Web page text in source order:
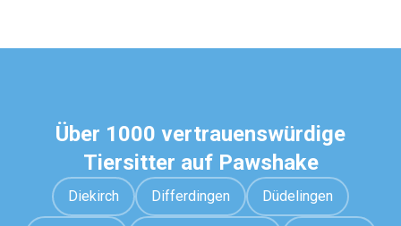
Über 1000 vertrauenswürdige
Tiersitter auf Pawshake
Diekirch Differdingen Düdelingen